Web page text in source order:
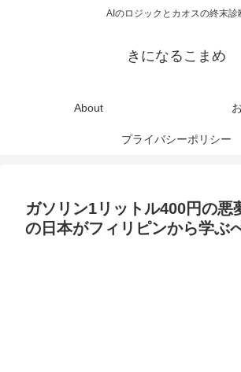
AIのロジックとカオスの終末診
きになるこまめ
About
プライバシーポリシー
ガソリン1リットル400円の悪
の日本がフィリピンから学ぶ